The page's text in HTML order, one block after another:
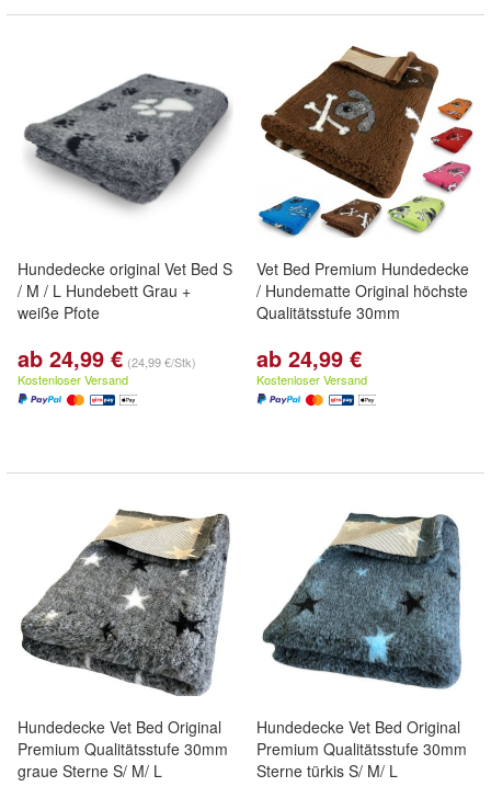
Hundedecke original Vet Bed S
/ M / L Hundebett Grau +
weiße Pfote
ab 24,99 € (24,99 €/Stk)
Kostenloser Versand
Vet Bed Premium Hundedecke
/ Hundematte Original höchste
Qualitätsstufe 30mm
ab 24,99 €
Kostenloser Versand
Hundedecke Vet Bed Original
Premium Qualitätsstufe 30mm
graue Sterne S/ M/ L
Hundedecke Vet Bed Original
Premium Qualitätsstufe 30mm
Sterne türkis S/ M/ L